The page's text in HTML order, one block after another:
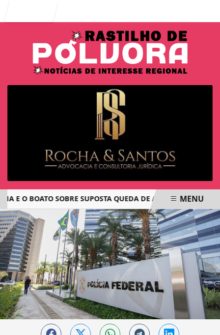
O BOATO SOBRE SUPOSTA QUEDA DE AVIÃO COM JOVENS
EM ALTA
MENU